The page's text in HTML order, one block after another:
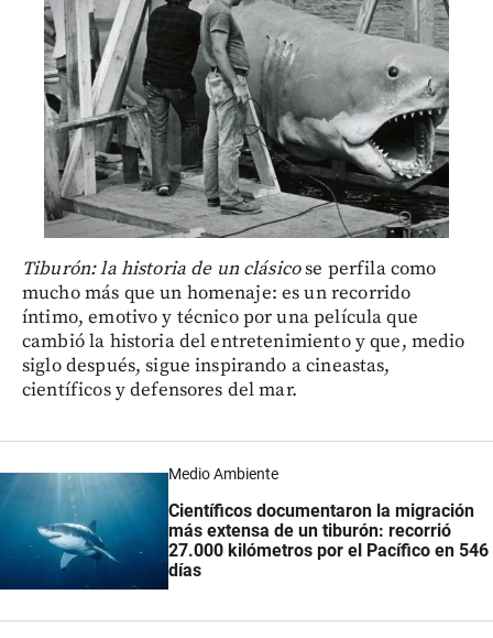
Tiburón: la historia de un clásicose perfila como
mucho más que un homenaje: es un recorrido
íntimo, emotivo y técnico por una película que
cambió la historia del entretenimiento y que, medio
siglo después, sigue inspirando a cineastas,
científicos y defensores del mar.
Medio Ambiente
Científicos documentaron la migración
más extensa de un tiburón: recorrió
27.000 kilómetros por el Pacífico en 546
días